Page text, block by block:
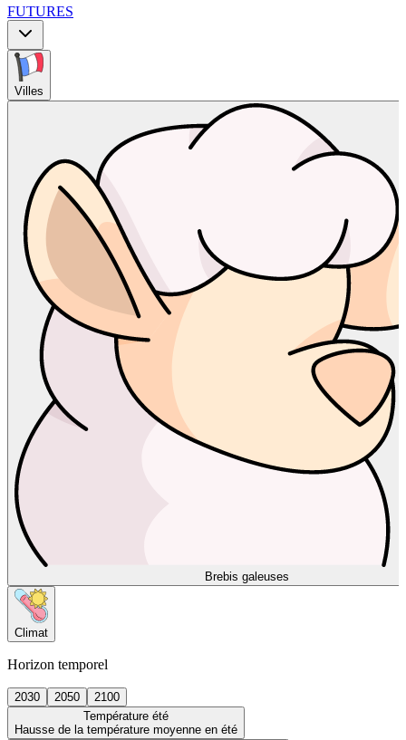
FUTURES
Villes
Brebis galeuses
Climat
Horizon temporel
2030 2050
2100
Température été
Hausse de la température moyenne en été